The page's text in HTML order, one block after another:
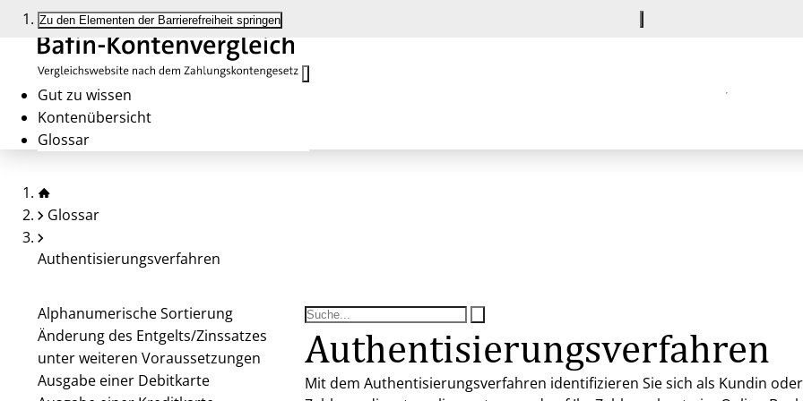
Zu den Elementen der Barrierefreiheit springen
Gut zu wissen
Kontenübersicht
Glossar
Glossar
Authentisierungsverfahren
Alphanumerische Sortierung
Änderung des Entgelts/Zinssatzes
unter weiteren Voraussetzungen
Ausgabe einer Debitkarte
Authentisierungsverfahren
Mit dem Authentisierungsverfahren identifizieren Sie sich als Kundin